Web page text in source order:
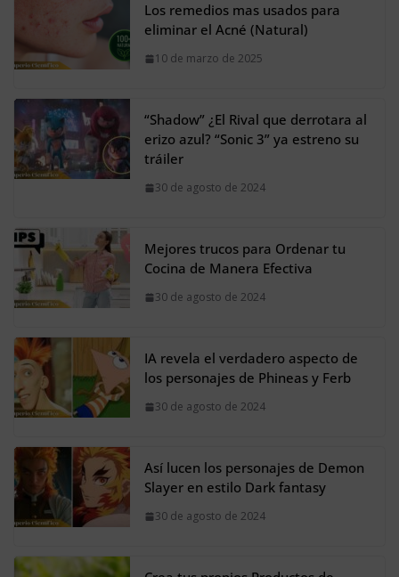
Los remedios mas usados para
eliminar el Acné (Natural)
10 de marzo de 2025
“Shadow” ¿El Rival que derrotara al
erizo azul? “Sonic 3” ya estreno su
tráiler
30 de agosto de 2024
Mejores trucos para Ordenar tu
Cocina de Manera Efectiva
30 de agosto de 2024
IA revela el verdadero aspecto de
los personajes de Phineas y Ferb
30 de agosto de 2024
Así lucen los personajes de Demon
Slayer en estilo Dark fantasy
30 de agosto de 2024